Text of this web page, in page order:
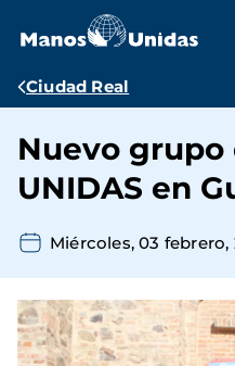
contenido
Ruta
navegación
Ciudad Real
Nuevo grupo
UNIDAS en
Miércoles, 03 febrero,